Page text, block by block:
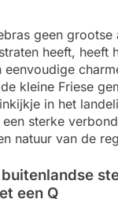
geen
heeft, heeft
eenvoudige
kleine Friese
in het
sterke
natuur van de
een Q